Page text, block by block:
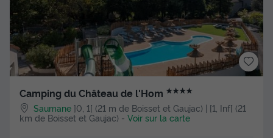
Camping du Château de l'Hom ★★★★
Saumane ]0, 1[ (21 m de Boisset et Gaujac) | [1, Inf[ (21
km de Boisset et Gaujac) - Voir sur la carte